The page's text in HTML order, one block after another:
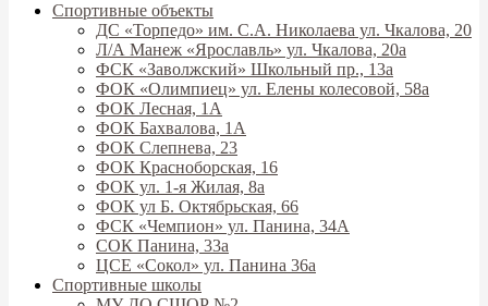
навигацииСпортивные объекты
ДС «Торпедо» им. С.А. Николаева ул. Чкалова, 20
Л/А Манеж «Ярославль» ул. Чкалова, 20а
ФСК «Заволжский» Школьный пр., 13а
ФОК «Олимпиец» ул. Елены колесовой, 58а
ФОК Лесная, 1А
ФОК Бахвалова, 1А
ФОК Слепнева, 23
ФОК Красноборская, 16
ФОК ул. 1-я Жилая, 8а
ФОК ул Б. Октябрьская, 66
ФСК «Чемпион» ул. Панина, 34А
СОК Панина, 33а
ЦСЕ «Сокол» ул. Панина 36а
Спортивные школы